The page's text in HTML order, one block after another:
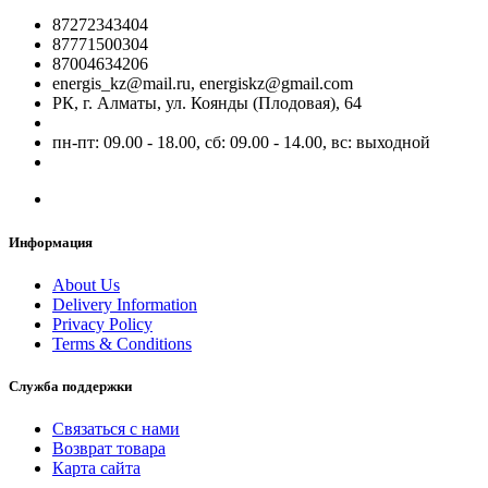
87272343404
87771500304
87004634206
energis_kz@mail.ru, energiskz@gmail.com
РК, г. Алматы, ул. Коянды (Плодовая), 64
пн-пт: 09.00 - 18.00, сб: 09.00 - 14.00, вс: выходной
Информация
About Us
Delivery Information
Privacy Policy
Terms & Conditions
Служба поддержки
Связаться с нами
Возврат товара
Карта сайта